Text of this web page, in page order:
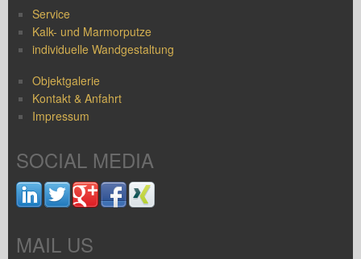
Service
Kalk- und Marmorputze
individuelle Wandgestaltung
Objektgalerie
Kontakt & Anfahrt
Impressum
SOCIAL MEDIA
MAIL US